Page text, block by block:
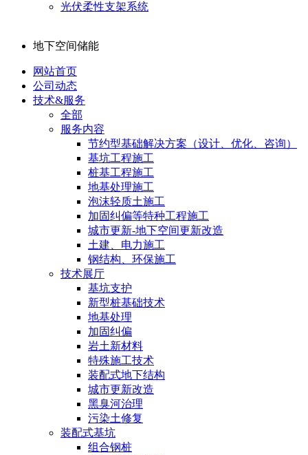
光伏柔性支架系统
地下空间储能
网站首页
公司动态
技术&服务
全部
服务内容
节约型基础解决方案（设计、优化、咨询）
基坑工程施工
桩基工程施工
地基处理施工
泡沫轻质土施工
加固纠偏等特种工程施工
城市更新-地下空间更新改造
土建、电力施工
钢结构、环保施工
技术展厅
基坑支护
新型桩基础技术
地基处理
加固纠偏
岩土新材料
特殊施工技术
装配式地下结构
城市更新改造
黑臭河治理
污染土修复
装配式基坑
组合钢桩